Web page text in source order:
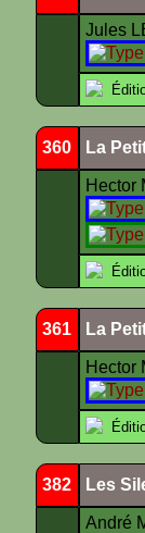
Jules
360 La
Hector
361 La
Hector
382 Les
André